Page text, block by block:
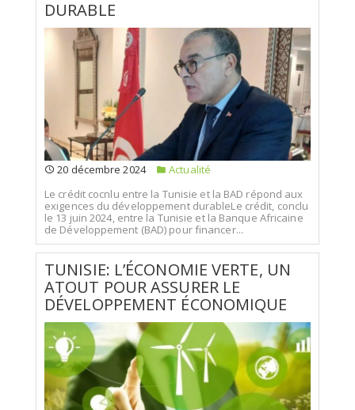
DURABLE
20 décembre 2024
Actualité
Le crédit cocnlu entre la Tunisie et la BAD répond aux
exigences du développement durableLe crédit, conclu
le 13 juin 2024, entre la Tunisie et la Banque Africaine
de Développement (BAD) pour financer...
TUNISIE: L’ÉCONOMIE VERTE, UN
ATOUT POUR ASSURER LE
DÉVELOPPEMENT ÉCONOMIQUE